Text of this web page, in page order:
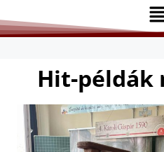
Hit-példák